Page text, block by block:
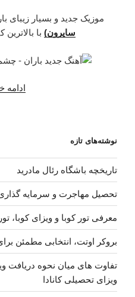
موزیک جدید و بسیار زیبای
سایرون) با
ادامه
نوشته‌های تازه
تاریخچه باشگاه رئال مادرید
تحصیل مهاجرت و سرمایه
معرفی تور کوبا و ویزای کوبا،
بروکر اوتت، انتخابی مطمئن
تفاوت های میان نحوه دریافت
ویزای تحصیلی کانادا